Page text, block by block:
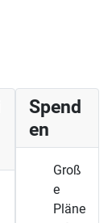
Spend
en
Groß
e
Pläne